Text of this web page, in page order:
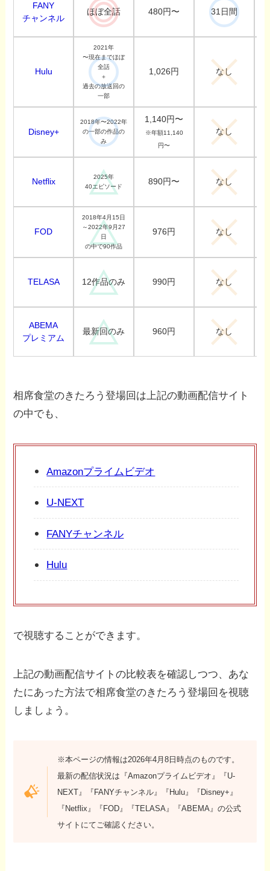
FANY
チャンネル
ほぼ全話 480円〜 31日間
Hulu
2021年
〜現在までほぼ
全話
＋
過去の放送回の
一部
1,026円 なし
Disney+
2018年〜2022年
の一部の作品の
み
1,140円〜
※年額11,140
円〜
なし
Netflix
2025年
40エピソード
890円〜 なし
FOD
2018年4月15日
～2022年9月27
日
の中で90作品
976円 なし
TELASA 12作品のみ 990円 なし
ABEMA
プレミアム
最新回のみ 960円 なし
相席食堂のきたろう登場回は上記の動画配信サイト
の中でも、
Amazonプライムビデオ
U-NEXT
FANYチャンネル
Hulu
で視聴することができます。
上記の動画配信サイトの比較表を確認しつつ、あな
たにあった方法で相席食堂のきたろう登場回を視聴
しましょう。
※本ページの情報は2026年4月8日時点のものです。
最新の配信状況は『Amazonプライムビデオ』『U-
NEXT』『FANYチャンネル』『Hulu』『Disney+』
『Netflix』『FOD』『TELASA』『ABEMA』の公式
サイトにてご確認ください。